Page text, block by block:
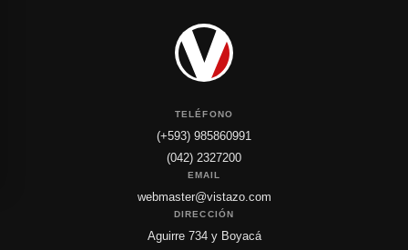
TELÉFONO
(+593) 985860991
(042) 2327200
EMAIL
webmaster@vistazo.com
DIRECCIÓN
Aguirre 734 y Boyacá